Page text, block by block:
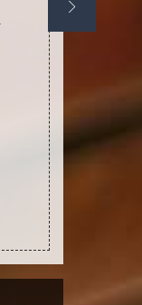
laquelle
débarras